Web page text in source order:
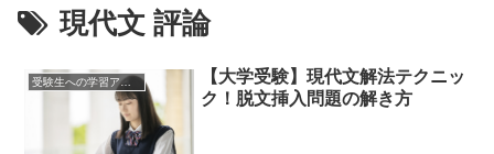
現代文 評論
受験生への学習アドバイス
【大学受験】現代文解法テクニッ
ク！脱文挿入問題の解き方